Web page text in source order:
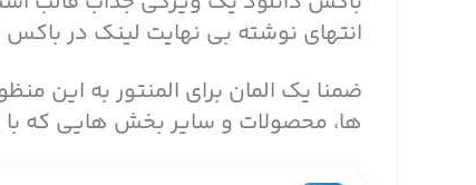
انتهای نوشته بی نهایت لینک در باکس
ضمنا یک المان برای المنتور به این
ها، محصولات و سایر بخش هایی که با